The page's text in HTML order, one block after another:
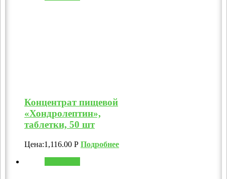
Концентрат пищевой
«Хондролептин»,
таблетки, 50 шт
Цена:1,116.00 Р Подробнее